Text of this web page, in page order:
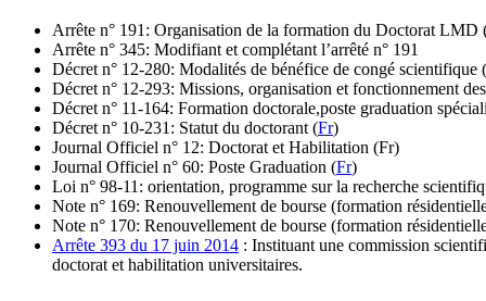
Arrête n° 191: Organisation de la formation du Doctorat LMD
Arrête n° 345: Modifiant et complétant l’arrêté n° 191
Décret n° 12-280: Modalités de bénéfice de congé scientifique (
Décret n° 12-293: Missions, organisation et fonctionnement
Décret n° 11-164: Formation doctorale,poste graduation
Décret n° 10-231: Statut du doctorant (Fr)
Journal Officiel n° 12: Doctorat et Habilitation (Fr)
Journal Officiel n° 60: Poste Graduation (Fr)
Loi n° 98-11: orientation, programme sur la recherche
Note n° 169: Renouvellement de bourse (formation
Note n° 170: Renouvellement de bourse (formation
Arrête 393 du 17 juin 2014 : Instituant une commission
doctorat et habilitation universitaires.